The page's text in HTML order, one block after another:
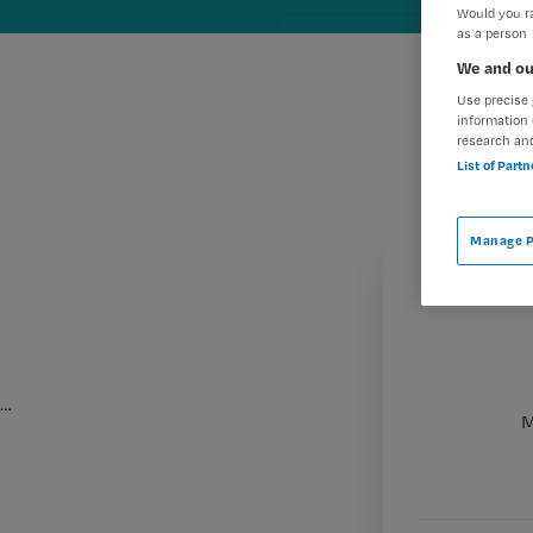
…
Would you
as a person
We and
Use
information
research
List of
Manage